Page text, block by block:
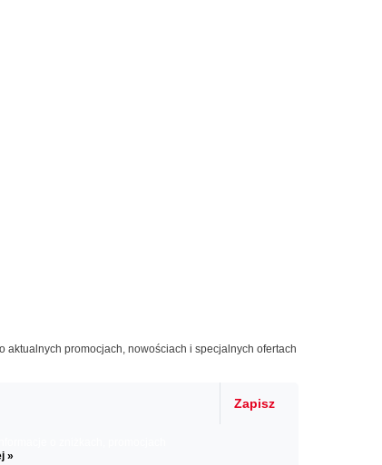
aktualnych promocjach, nowościach i specjalnych ofertach
Zapisz
»